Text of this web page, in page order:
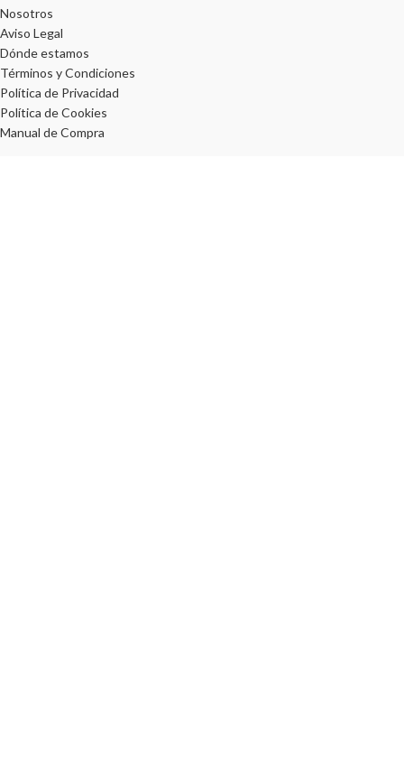
Nosotros
Aviso Legal
Dónde estamos
Términos y Condiciones
Política de Privacidad
Política de Cookies
Manual de Compra